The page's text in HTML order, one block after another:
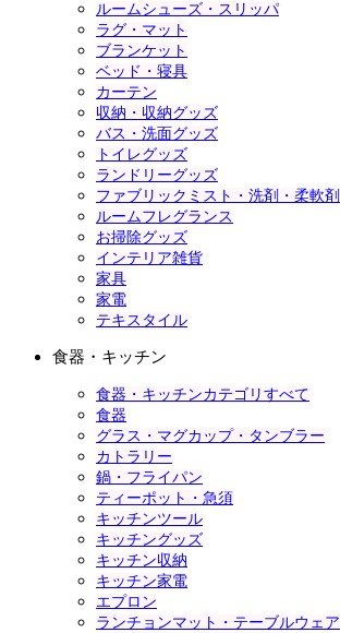
ルームシューズ・スリッパ
ラグ・マット
ブランケット
ベッド・寝具
カーテン
収納・収納グッズ
バス・洗面グッズ
トイレグッズ
ランドリーグッズ
ファブリックミスト・洗剤・柔軟剤
ルームフレグランス
お掃除グッズ
インテリア雑貨
家具
家電
テキスタイル
食器・キッチン
食器・キッチンカテゴリすべて
食器
グラス・マグカップ・タンブラー
カトラリー
鍋・フライパン
ティーポット・急須
キッチンツール
キッチングッズ
キッチン収納
キッチン家電
エプロン
ランチョンマット・テーブルウェア